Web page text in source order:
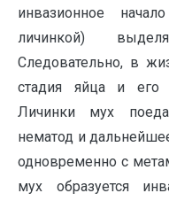
инвазионное
личинкой)
Следовательно, в
стадия яйца и
Личинки мух
нематод и
одновременно с
мух образуется